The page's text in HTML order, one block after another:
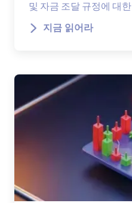
및 자금 조달 규정에 대
지금 읽어라